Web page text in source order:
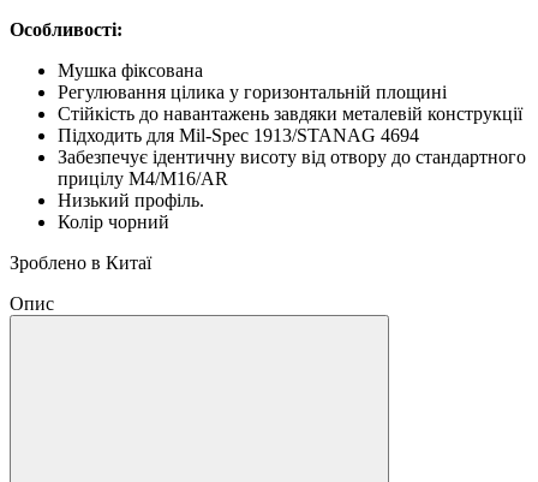
Особливості:
Мушка фіксована
Регулювання цілика у горизонтальній площині
Стійкість до навантажень завдяки металевій конструкції
Підходить для Mil-Spec 1913/STANAG 4694
Забезпечує ідентичну висоту від отвору до стандартного
прицілу M4/M16/AR
Низький профіль.
Колір чорний
Зроблено в Китаї
Опис